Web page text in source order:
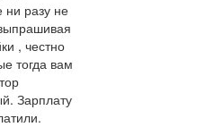
разу не
, честно
тогда вам
Зарплату